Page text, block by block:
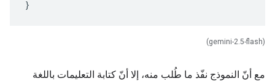
(gemini-2.5-flash)
مع أنّ النموذج نفّذ ما طُلب منه، إلا أنّ كتابة التعليمات باللغة